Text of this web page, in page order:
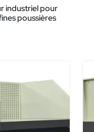
industriel pour
poussières